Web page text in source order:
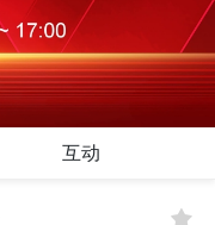
互动